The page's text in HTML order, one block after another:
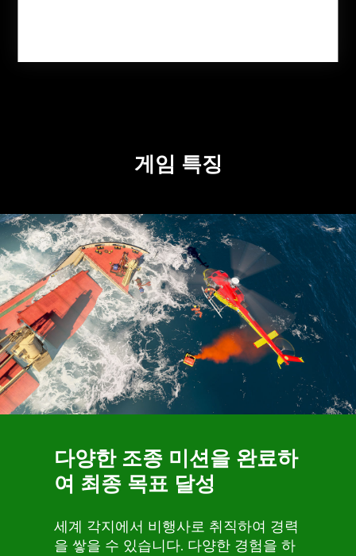
게임 특징
다양한 조종 미션을 완료하
여 최종 목표 달성
세계 각지에서 비행사로 취직하여 경력
을 쌓을 수 있습니다. 다양한 경험을 하